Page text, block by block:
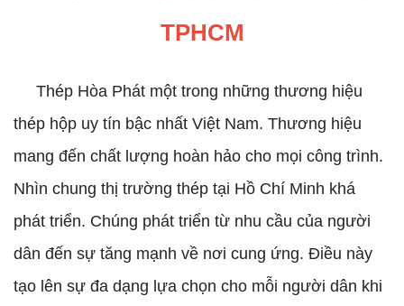
TPHCM
Thép Hòa Phát một trong những thương hiệu
thép hộp uy tín bậc nhất Việt Nam. Thương hiệu
mang đến chất lượng hoàn hảo cho mọi công trình.
Nhìn chung thị trường thép tại Hồ Chí Minh khá
phát triển. Chúng phát triển từ nhu cầu của người
dân đến sự tăng mạnh về nơi cung ứng. Điều này
tạo lên sự đa dạng lựa chọn cho mỗi người dân khi